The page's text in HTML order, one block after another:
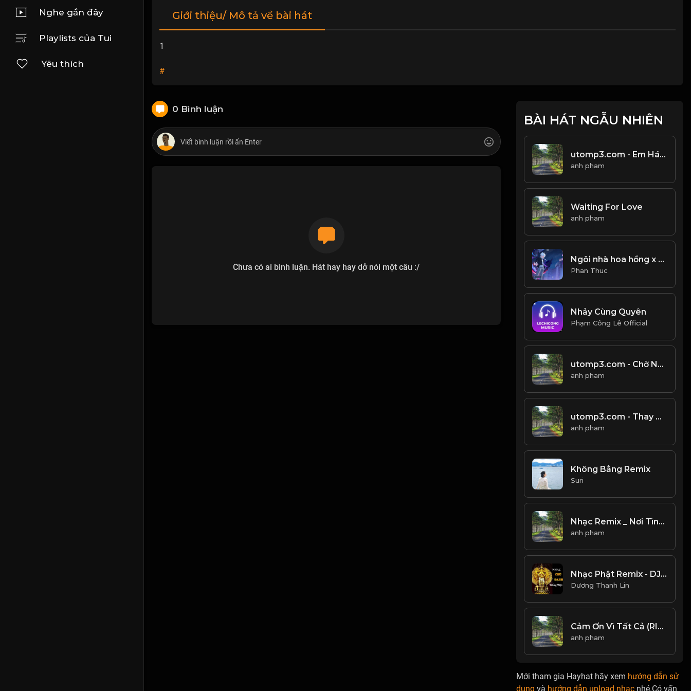
Nghe gần đây
Playlists của Tui
Yêu thích
Giới thiệu/ Mô tả về bài hát
1
#
0 Bình luận
Chưa có ai bình luận. Hát hay hay dở nói một câu :/
BÀI HÁT NGẪU NHIÊN
utomp3.com - Em Hát Ai Nghe OrangeCukak Remix Audio Lyrics Video
anh pham
Waiting For Love
anh pham
Ngôi nhà hoa hồng x gặp em lần cuối remix
Phan Thuc
Nhảy Cùng Quyên
Phạm Công Lê Official
utomp3.com - Chờ Ngày Mưa Tan Noo Phước ThịnhOfficial Lyrics VideoMưa
anh pham
utomp3.com - Thay Tôi Yêu Cô Ấy Thanh Hưng Lucy Remix Người Ấy Vì Thương Tôi Chờ Đợi Tôi Cũng Lâu Rồi
anh pham
Không Bằng Remix
Suri
Nhạc Remix _ Nơi Tình Yêu Kết Thúc
anh pham
Nhạc Phật Remix - DJ O Sắn
Dương Thanh Lin
Cảm Ơn Vì Tất Cả (RIN Music Remix) - Anh Quân Idol _ Cảm Ơn Vì Ai Đó Đã Mang Đến Đây Tiếng Cười
anh pham
Mới tham gia Hayhat hãy xem hướng dẫn sử
dụng và hướng dẫn upload nhạc nhé.Có vấn